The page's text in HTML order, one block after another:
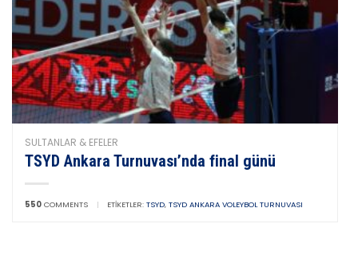
SULTANLAR & EFELER
TSYD Ankara Turnuvası’nda final günü
550 COMMENTS | ETIKETLER: TSYD, TSYD ANKARA VOLEYBOL TURNUVASI